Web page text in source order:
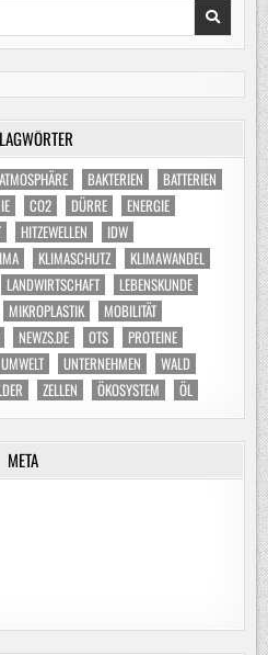
ATMOSPHÄRE BAKTERIEN
BATTERIEN
CO2 DÜRRE
ENERGIE
HITZEWELLEN
IDW
KLIMASCHUTZ
KLIMAWANDEL
LANDWIRTSCHAFT
LEBENSKUNDE
MIKROPLASTIK
MOBILITÄT
NEWZS.DE OTS
PROTEINE
UMWELT UNTERNEHMEN
WALD
ZELLEN ÖKOSYSTEM ÖL
META